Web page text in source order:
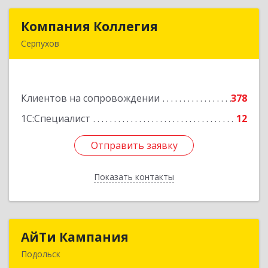
Компания Коллегия
Серпухов
Клиентов на сопровождении
378
1С:Специалист
12
Отправить заявку
Показать контакты
Компания Коллегия
Подробнее
Отправить заявку
Назад
АйТи Кампания
Подольск